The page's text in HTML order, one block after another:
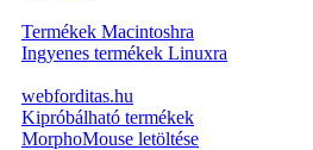
Termékek Macintoshra
Ingyenes termékek Linuxra
webforditas.hu
Kipróbálható termékek
MorphoMouse letöltése